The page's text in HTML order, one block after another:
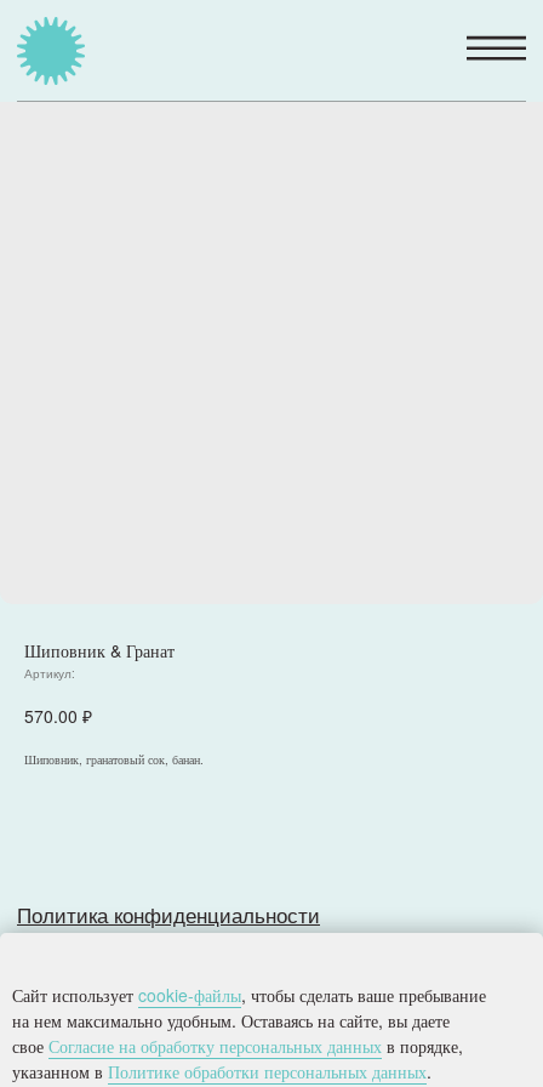
Шиповник & Гранат
Артикул:
570.00 ₽
Шиповник, гранатовый сок, банан.
Политика конфиденциальности
Согласие на обработку персональных данных
Сайт использует cookie-файлы, чтобы сделать ваше пребывание
на нем максимально удобным. Оставаясь на сайте, вы даете
свое Согласие на обработку персональных данных в порядке,
указанном в Политике обработки персональных данных.